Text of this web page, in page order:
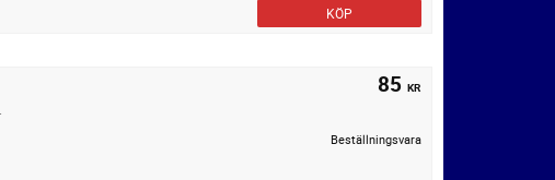
KÖP
85 KR
Beställningsvara